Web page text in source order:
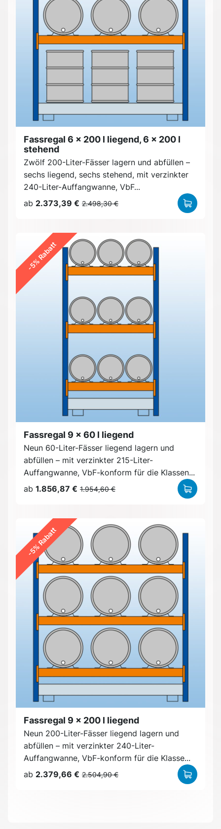
Fassregal 6 x 200 l liegend, 6 x 200 l
stehend
Zwölf 200-Liter-Fässer lagern und abfüllen –
sechs liegend, sechs stehend, mit verzinkter
240-Liter-Auffangwanne, VbF...
ab 2.373,39 € 2.498,30 €
-5% Rabatt
Fassregal 9 x 60 l liegend
Neun 60-Liter-Fässer liegend lagern und
abfüllen – mit verzinkter 215-Liter-
Auffangwanne, VbF-konform für die Klassen...
ab 1.856,87 € 1.954,60 €
-5% Rabatt
Fassregal 9 x 200 l liegend
Neun 200-Liter-Fässer liegend lagern und
abfüllen – mit verzinkter 240-Liter-
Auffangwanne, VbF-konform für die Klasse...
ab 2.379,66 € 2.504,90 €